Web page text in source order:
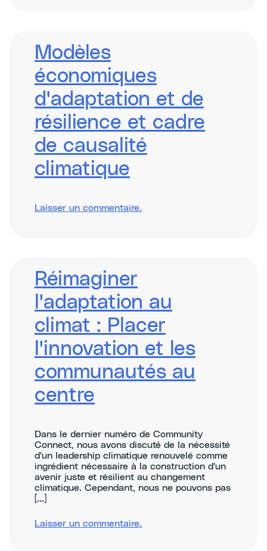
Modèles
économiques
d'adaptation et de
résilience et cadre
de causalité
climatique
Laisser un commentairesur
Causality
Framework
.
Réimaginer
l'adaptation au
climat : Placer
l'innovation et les
communautés au
centre
Dans le dernier numéro de Community
Connect, nous avons discuté de la nécessité
d'un leadership climatique renouvelé comme
ingrédient nécessaire à la construction d'un
avenir juste et résilient au changement
climatique. Cependant, nous ne pouvons pas
[...]
Laisser un commentairesur
.